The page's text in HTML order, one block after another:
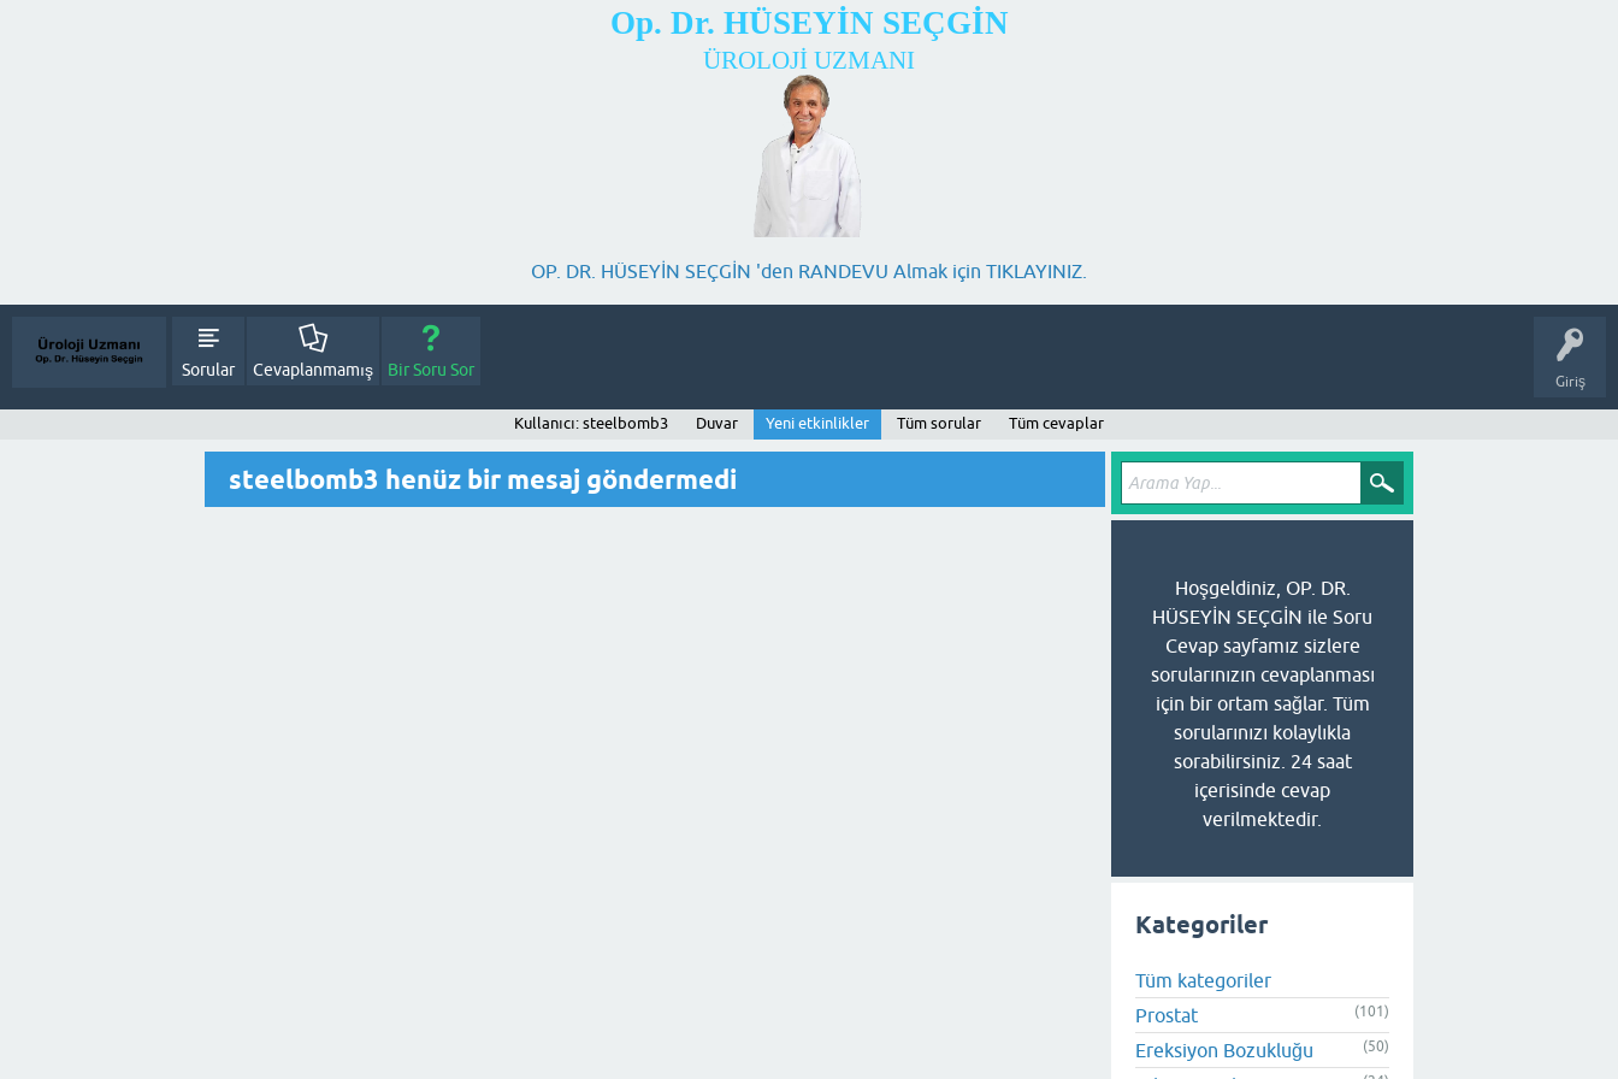
Op. Dr. HÜSEYİN SEÇGİN
ÜROLOJİ UZMANI
OP. DR. HÜSEYİN SEÇGİN 'den RANDEVU Almak için TIKLAYINIZ.
Giriş
Sorular Cevaplanmamış Bir Soru Sor
Kullanıcı: steelbomb3 Duvar Yeni etkinlikler Tüm sorular Tüm cevaplar
steelbomb3 henüz bir mesaj göndermedi
Hoşgeldiniz, OP. DR.
HÜSEYİN SEÇGİN ile Soru
Cevap sayfamız sizlere
sorularınızın cevaplanması
için bir ortam sağlar. Tüm
sorularınızı kolaylıkla
sorabilirsiniz. 24 saat
içerisinde cevap
verilmektedir.
Kategoriler
Tüm kategoriler
Prostat
(101)
Ereksiyon Bozukluğu (50)